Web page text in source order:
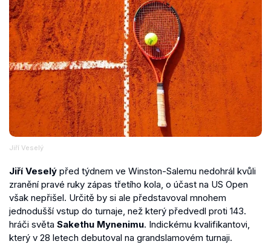
Jiří Veselý
Jiří Veselý před týdnem ve Winston-Salemu nedohrál kvůli
zranění pravé ruky zápas třetího kola, o účast na US Open
však nepřišel. Určitě by si ale představoval mnohem
jednodušší vstup do turnaje, než který předvedl proti 143.
hráči světa Sakethu Mynenimu. Indickému kvalifikantovi,
který v 28 letech debutoval na grandslamovém turnaji.